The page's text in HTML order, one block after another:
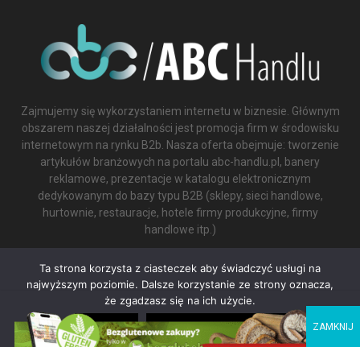
Zajmujemy się wykorzystaniem internetu w biznesie. Głównym
obszarem naszej działalności jest promocja firm w środowisku
internetowym na rynku B2b. Nasza oferta obejmuje: tworzenie
artykułów branżowych na portalu abc-handlu.pl, banery
reklamowe, prezentacje w katalogu elektronicznym
dedykowanym do bazy typu B2B (sklepy, sieci handlowe,
hurtownie, restauracje, hotele firmy produkcyjne, firmy
handlowe itp.)
Ta strona korzysta z plików cookie, aby poprawić komfort
Ta strona korzysta z ciasteczek aby świadczyć usługi na
najwyższym poziomie. Dalsze korzystanie ze strony oznacza,
że zgadzasz się na ich użycie.
ZGODA NIE WYRAŻAM ZGODY